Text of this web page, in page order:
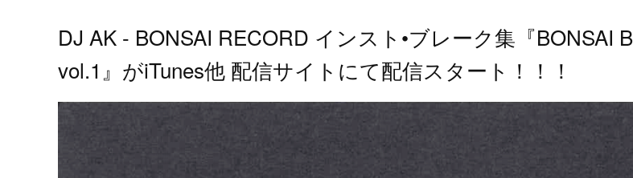
DJ AK - BONSAI RECORD インスト•ブレーク集『BONSAI
vol.1』がiTunes他 配信サイトにて配信スタート！！！